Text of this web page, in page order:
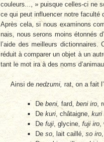
cou­leurs..., » puisque celles-ci ne
ce qui peut influencer notre faculté
Après cela, si nous examinons
nais, nous serons moins étonnés
l’aide des meilleurs
réduit à comparer un objet à un
tant le mot ira à des noms
Ainsi de nedzumi, rat, on a fait
Debeni, fard, beni iro,
Dekuri, châtaigne,kuri
De fuji, glycine, fuji iro,
Deso, lait caillé,so iro